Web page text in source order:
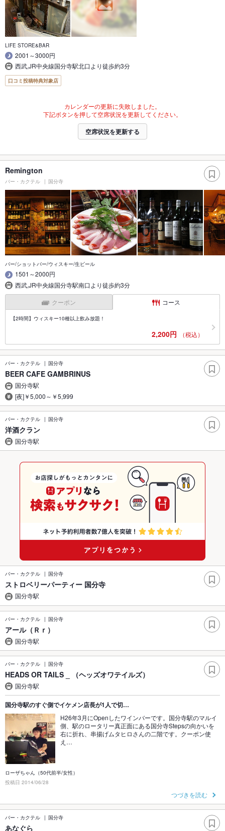
LIFE STORE&BAR
2001～3000円
西武,JR中央線国分寺駅北口より徒歩約3分
口コミ投稿特典対象店
カレンダーの更新に失敗しました。
下記ボタンを押して空席状況を更新してください。
空席状況を更新する
Remington
バー・カクテル 国分寺
バー/ショットバー/ウィスキー/生ビール
1501～2000円
西武,JR中央線国分寺駅南口より徒歩約3分
クーポン コース
【2時間】ウィスキー10種以上飲み放題！
2,200円 （税込）
バー・カクテル 国分寺
BEER CAFE GAMBRINUS
国分寺駅
[夜]￥5,000～￥5,999
バー・カクテル 国分寺
洋酒クラン
国分寺駅
バー・カクテル 国分寺
ストロベリーパーティー 国分寺
国分寺駅
バー・カクテル 国分寺
アール（Ｒｒ）
国分寺駅
バー・カクテル 国分寺
HEADS OR TAILS _ （ヘッズオワテイルズ）
国分寺駅
国分寺駅のすぐ側でイケメン店長が1人で切…
H26年3月にOpenしたワインバーです。国分寺駅のマルイ
側、駅のロータリー真正面にある国分寺Stepsの向かいを
右に折れ、串揚げムタヒロさんの二階です。クーポン使
え…
ローザちゃん（50代前半/女性）
投稿日 2014/06/28
つづきを読む
バー・カクテル 国分寺
あなぐら